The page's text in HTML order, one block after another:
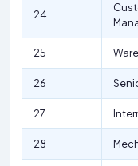
24
25
26
27
28